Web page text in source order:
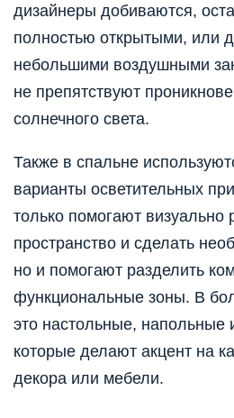
дизайнеры добиваются,
полностью открытыми, или
небольшими воздушными
не препятствуют
солнечного света.
Также в спальне
варианты осветительных
только помогают визуально
пространство и сделать
но и помогают разделить
функциональные зоны. В
это настольные,
которые делают акцент на
декора или мебели.